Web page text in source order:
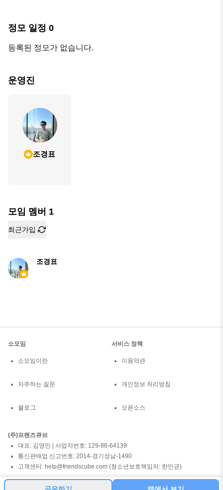
정모 일정 0
등록된 정모가 없습니다.
운영진
조경표
모임 멤버 1
최근가입
조경표
소모임
소모임이란
자주하는 질문
블로그
서비스 정책
이용약관
개인정보 처리방침
오픈소스
(주)프렌즈큐브
대표: 김영민 | 사업자번호: 129-86-64139
통신판매업 신고번호: 2014-경기성남-1490
고객센터: help@friendscube.com (청소년보호책임자: 한민균)